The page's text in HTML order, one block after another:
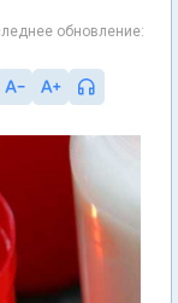
обновление: